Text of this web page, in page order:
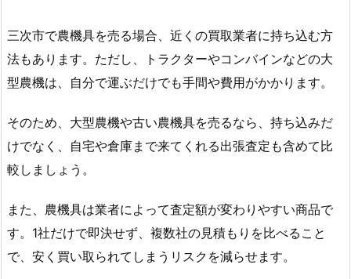
三次市で農機具を売る場合、近くの買取業者に持ち込む方
法もあります。ただし、トラクターやコンバインなどの大
型農機は、自分で運ぶだけでも手間や費用がかかります。
そのため、大型農機や古い農機具を売るなら、持ち込みだ
けでなく、自宅や倉庫まで来てくれる出張査定も含めて比
較しましょう。
また、農機具は業者によって査定額が変わりやすい商品で
す。1社だけで即決せず、複数社の見積もりを比べること
で、安く買い取られてしまうリスクを減らせます。